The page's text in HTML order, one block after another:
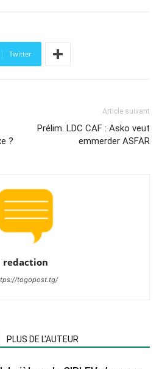
Twitter
?
Article suivant
Prélim. LDC CAF : Asko veut
emmerder ASFAR
redaction
togopost.tg/
PLUS DE L'AUTEUR